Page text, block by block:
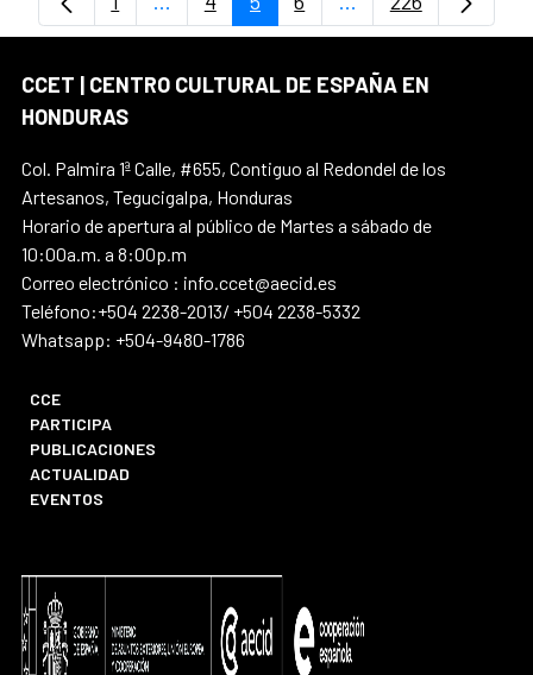
PáginaPáginas intermedias Use TAB para
PáginaPáginaPáginaPáginasPágina
CCET | CENTRO CULTURAL DE ESPAÑA EN
HONDURAS
Col. Palmira 1ª Calle, #655, Contiguo al Redondel de los
Artesanos, Tegucigalpa, Honduras
Horario de apertura al público de Martes a sábado de
10:00a.m. a 8:00p.m
Correo electrónico : info.ccet@aecid.es
Teléfono:+504 2238-2013/ +504 2238-5332
Whatsapp: +504-9480-1786
CCE
PARTICIPA
PUBLICACIONES
ACTUALIDAD
EVENTOS